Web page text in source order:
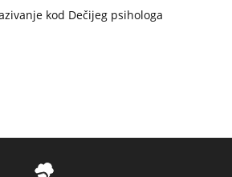
kod Dečijeg psihologa